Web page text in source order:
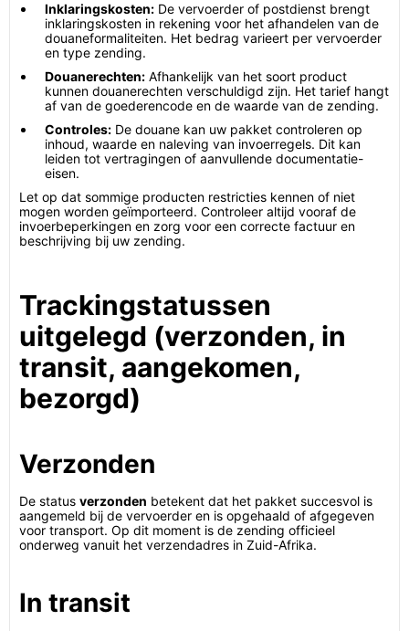
Inklaringskosten: De vervoerder of postdienst brengt
inklaringskosten in rekening voor het afhandelen van de
douaneformaliteiten. Het bedrag varieert per vervoerder
en type zending.
Douanerechten: Afhankelijk van het soort product
kunnen douanerechten verschuldigd zijn. Het tarief hangt
af van de goederencode en de waarde van de zending.
Controles: De douane kan uw pakket controleren op
inhoud, waarde en naleving van invoerregels. Dit kan
leiden tot vertragingen of aanvullende documentatie-
eisen.
Let op dat sommige producten restricties kennen of niet
mogen worden geïmporteerd. Controleer altijd vooraf de
invoerbeperkingen en zorg voor een correcte factuur en
beschrijving bij uw zending.
Trackingstatussen
uitgelegd (verzonden, in
transit, aangekomen,
bezorgd)
Verzonden
De status verzonden betekent dat het pakket succesvol is
aangemeld bij de vervoerder en is opgehaald of afgegeven
voor transport. Op dit moment is de zending officieel
onderweg vanuit het verzendadres in Zuid-Afrika.
In transit